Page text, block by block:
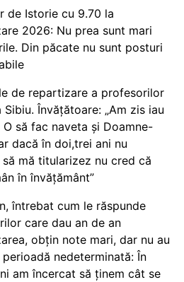
de Istorie cu 9.70 la
2026: Nu prea sunt mari
Din păcate nu sunt posturi
de repartizare a profesorilor
Sibiu. Învățătoare: „Am zis iau
O să fac naveta și Doamne-
dacă în doi,trei ani nu
să mă titularizez nu cred că
în învățământ”
întrebat cum le răspunde
care dau an de an
obțin note mari, dar nu au
nedeterminată: În
am încercat să ținem cât se